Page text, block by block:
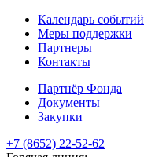
Календарь событий
Меры поддержки
Партнеры
Контакты
Партнёр Фонда
Документы
Закупки
+7 (8652) 22-52-62